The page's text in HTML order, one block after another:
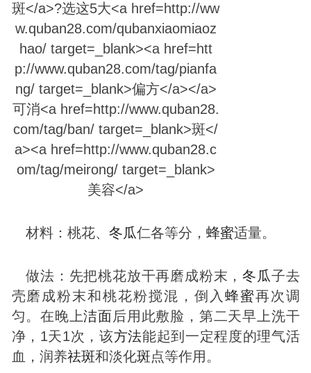
材料：桃花、 冬瓜仁各等分， 蜂蜜适量。
做法：先把桃花放干再磨成粉末，冬瓜子去
壳磨成粉末和桃花粉搅混，倒入 蜂蜜再次调
匀。在晚上洁面 后用此敷脸，第二天早上洗干
净，1天1次，该方法能起到一定程度的理气活
血，润养祛斑和淡化斑点等作用。